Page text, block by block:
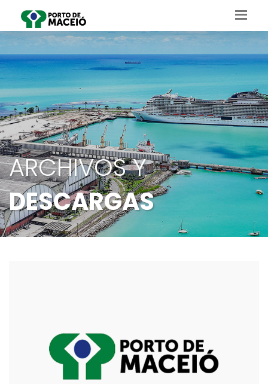
ARCHIVOS Y
DESCARGAS